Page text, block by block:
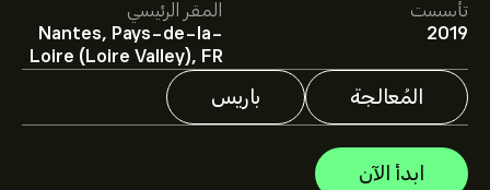
تأسست
2019
المقر الرئيسي
Nantes, Pays-de-la-
Loire (Loire Valley), FR
المُعالجة باريس
ابدأ الآن
والأسعار المستهدفة للأسهم.
يقدم المحللون التوقعات لسهم Lhyfe SA بناءً على اتجاهات
السوق، التقارير المالية، والنمو المتوقع. راقِب آخر التوقعات
لتحركات الأسعار المستقبلية.
القيمة السوقية لـ Lhyfe SA هي 96.31M‎€‎ دولار